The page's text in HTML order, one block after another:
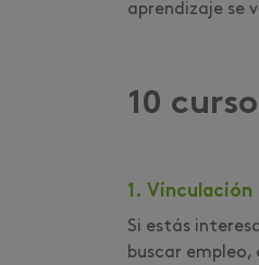
aprendizaje se
10
1. Vinculación
Si estás
buscar